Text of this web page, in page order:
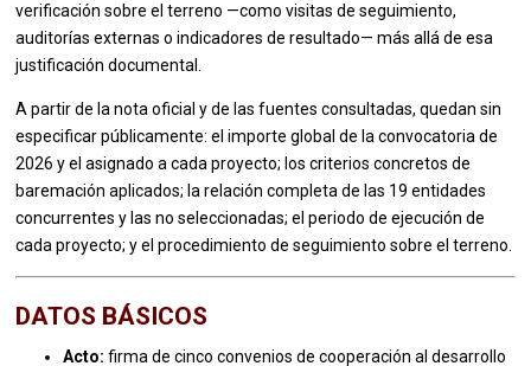
verificación sobre el terreno —como visitas de seguimiento,
auditorías externas o indicadores de resultado— más allá de esa
justificación documental.
A partir de la nota oficial y de las fuentes consultadas, quedan sin
especificar públicamente: el importe global de la convocatoria de
2026 y el asignado a cada proyecto; los criterios concretos de
baremación aplicados; la relación completa de las 19 entidades
concurrentes y las no seleccionadas; el periodo de ejecución de
cada proyecto; y el procedimiento de seguimiento sobre el terreno.
DATOS BÁSICOS
Acto: firma de cinco convenios de cooperación al desarrollo